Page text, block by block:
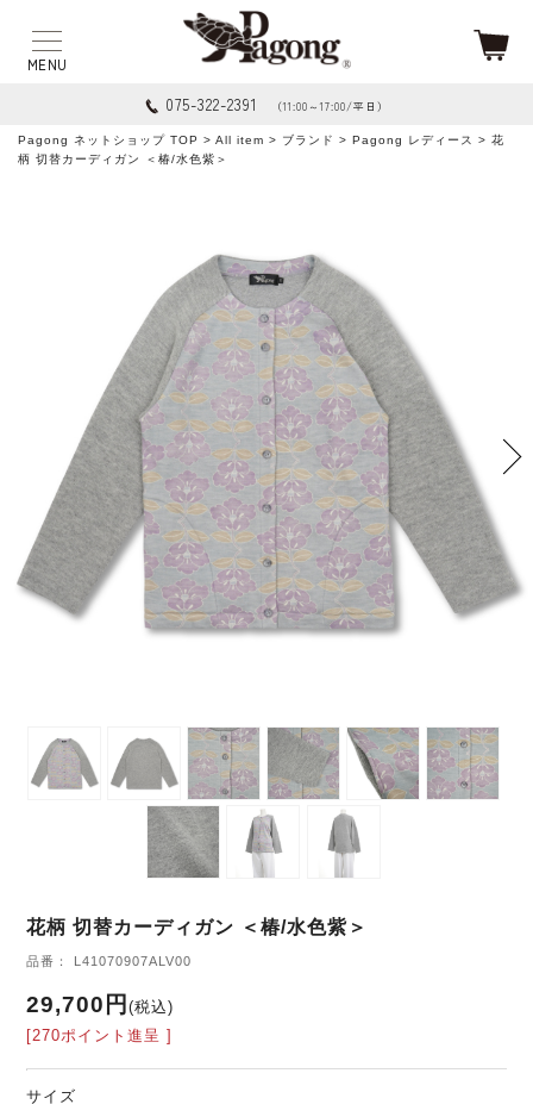
075-322-2391 （11:00～17:00/平日）
Pagong ネットショップ TOP > All item > ブランド > Pagong レディース
> 花
柄 切替カーディガン ＜椿/水色紫＞
花柄 切替カーディガン ＜椿/水色紫＞
品番： L41070907ALV00
29,700円(税込)
[270ポイント進呈 ]
サイズ